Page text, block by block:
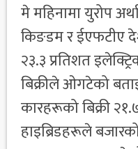
मे महिनामा युरोप
किङडम र ईएफटीए
२३.३ प्रतिशत
बिक्रीले ओगटेको
कारहरूको बिक्री
हाइब्रिडहरूले